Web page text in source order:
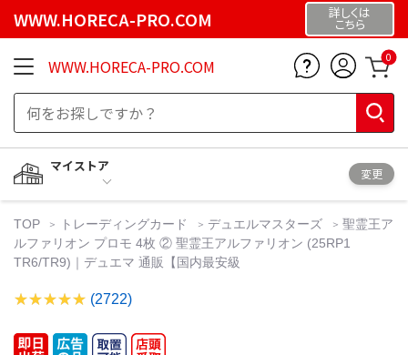
WWW.HORECA-PRO.COM 詳しくは
こちら
WWW.HORECA-PRO.COM 0
マイストア
変更
TOP トレーディングカード デュエルマスターズ
聖霊王ア
ルファリオン プロモ 4枚 ② 聖霊王アルファリオン (25RP1
TR6/TR9)｜デュエマ 通販【国内最安級
(2722)